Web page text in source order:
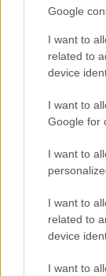
Google
I want to
related to
device
I want to
Google for
I want to
I want to
related to
device
I want to
De jelölték
Angelina
nemcsak
Fassbender
Fotó: Larry